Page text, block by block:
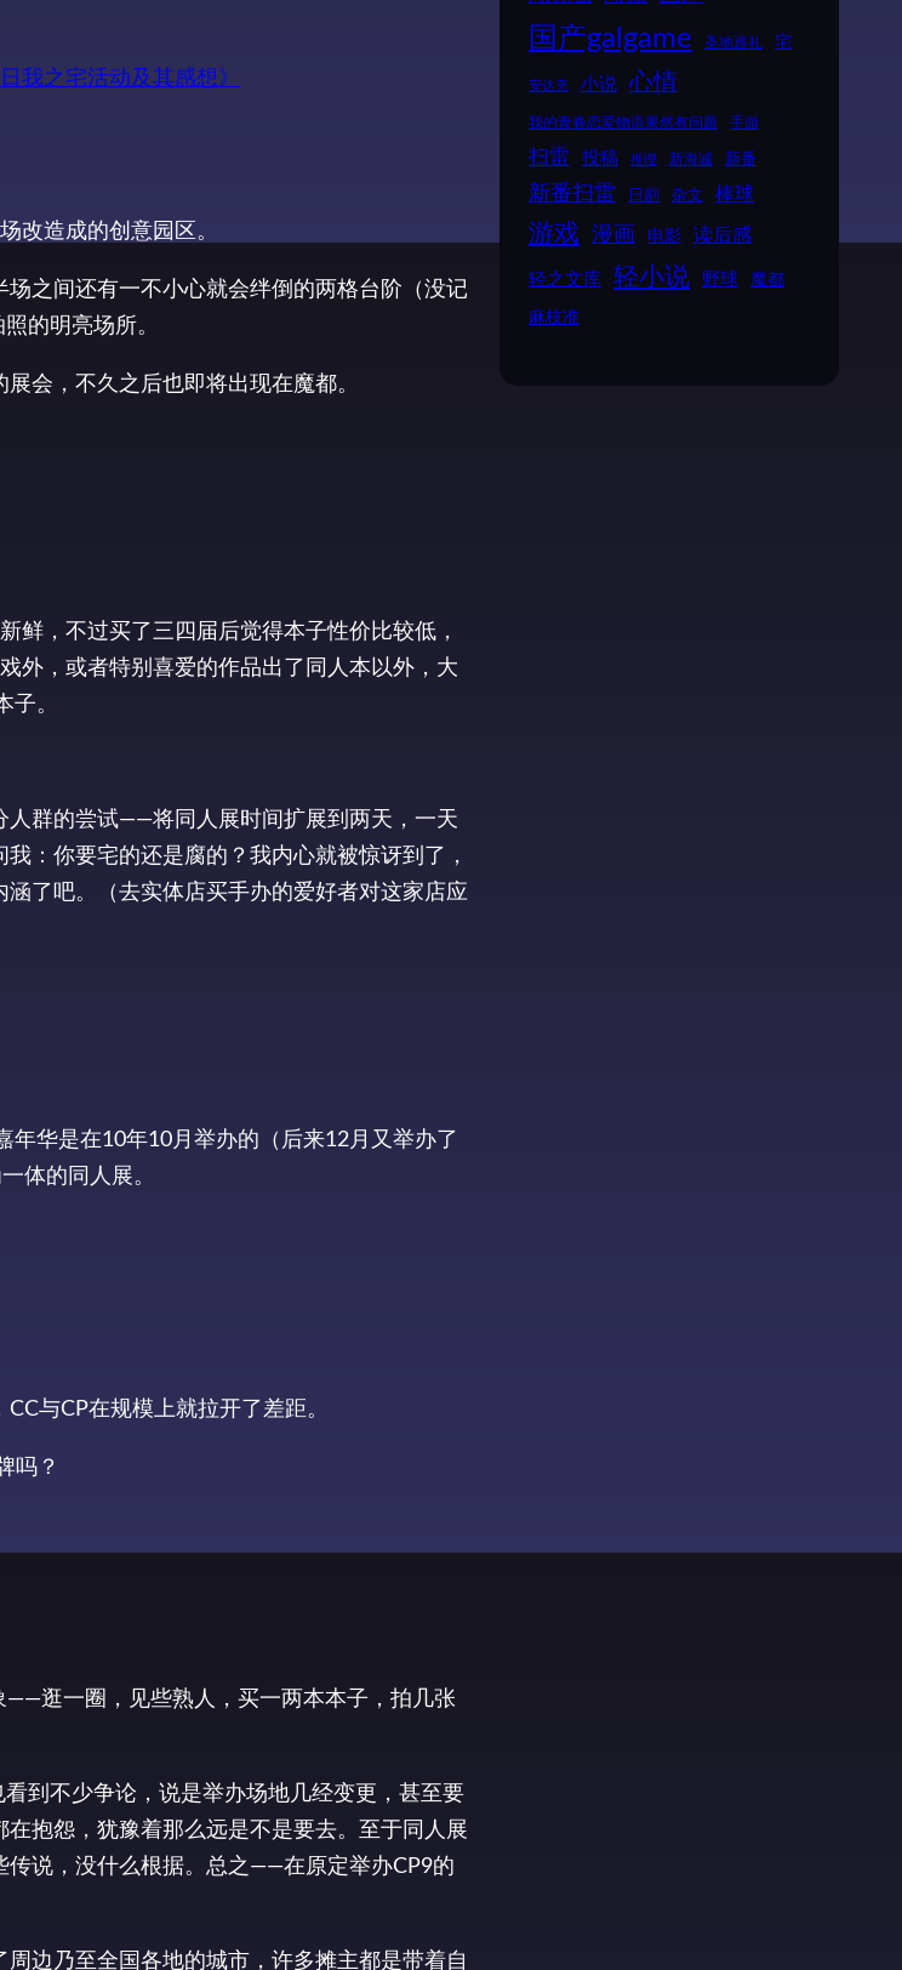
我之宅活动及其感想》
改造成的创意园区。
之间还有一不小心就会绊倒的两格台阶（没记
的明亮场所。
会，不久之后也即将出现在魔都。
，不过买了三四届后觉得本子性价比较低，
外，或者特别喜爱的作品出了同人本以外，大
子。
人群的尝试——将同人展时间扩展到两天，一天
：你要宅的还是腐的？我内心就被惊讶到了，
了吧。（去实体店买手办的爱好者对这家店应
华是在10年10月举办的（后来12月又举办了
体的同人展。
与CP在规模上就拉开了差距。
吗？
——逛一圈，见些熟人，买一两本本子，拍几张
到不少争论，说是举办场地几经变更，甚至要
抱怨，犹豫着那么远是不是要去。至于同人展
说，没什么根据。总之——在原定举办CP9的
边乃至全国各地的城市，许多摊主都是带着自
国产galgame 圣地巡礼 宅
安达充 小说 心情
我的青春恋爱物语果然有问题 手游
扫雷 投稿 推理 新海诚 新番
新番扫雷 日剧 杂文 棒球
游戏 漫画 电影 读后感
轻之文库 轻小说 野球 魔都
麻枝准